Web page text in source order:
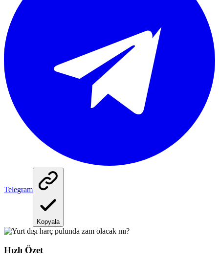
Telegram
Kopyala
Hızlı Özet